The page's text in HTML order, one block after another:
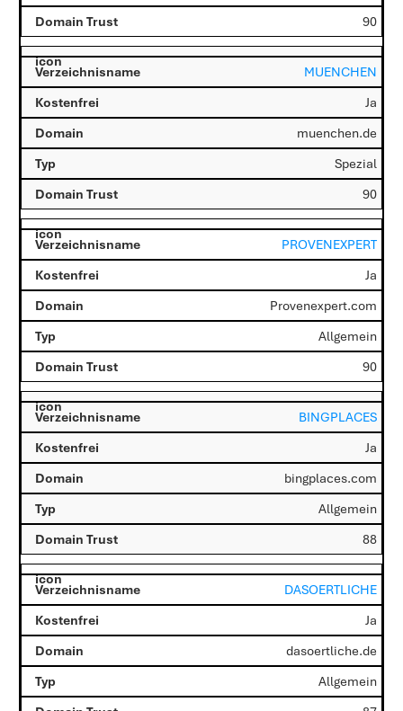
90
MUENCHEN
Ja
muenchen.de
Spezial
90
PROVENEXPERT
Ja
Provenexpert.com
Allgemein
90
BINGPLACES
Ja
bingplaces.com
Allgemein
88
DASOERTLICHE
Ja
dasoertliche.de
Allgemein